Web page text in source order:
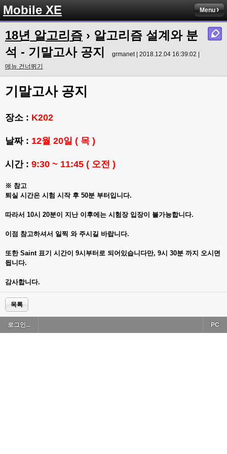
Mobile XE Menu
18년 알고리즘 › 알고리즘 설계와 분
석 - 기말고사 공지
grmanet | 2018.12.04 16:39:02 |
메뉴 건너뛰기
기말고사 공지
장소 : K202
날짜 : 12월 20일 ( 목 )
시간 : 9:30 ~ 11:45 ( 오전 )
※ 참고
퇴실 시간은 시험 시작 후 50분 부터입니다.
따라서 10시 20분이 지난 이후에는 시험장 입장이 불가능합니다.
이점 참고하셔서 일찍 와 주시길 바랍니다.
또한 Saint 표기 시간이 9시부터로 되어있습니다만, 9시 30분 까지 오시면
됩니다.
감사합니다.
목록
로그인... PC